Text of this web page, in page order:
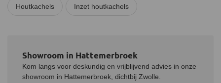
Houtkachels Inzet houtkachels
Showroom in Hattemerbroek
Kom langs voor deskundig en vrijblijvend advies in onze
showroom in Hattemerbroek, dichtbij Zwolle.